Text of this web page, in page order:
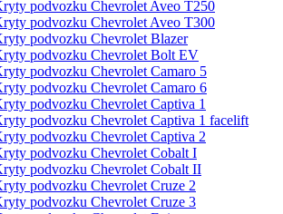
podvozku Chevrolet Aveo T250
podvozku Chevrolet Aveo T300
podvozku Chevrolet Blazer
podvozku Chevrolet Bolt EV
podvozku Chevrolet Camaro 5
podvozku Chevrolet Camaro 6
podvozku Chevrolet Captiva 1
podvozku Chevrolet Captiva 1 facelift
podvozku Chevrolet Captiva 2
podvozku Chevrolet Cobalt I
podvozku Chevrolet Cobalt II
podvozku Chevrolet Cruze 2
podvozku Chevrolet Cruze 3